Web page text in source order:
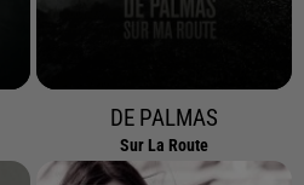
DE PALMAS
Sur La Route